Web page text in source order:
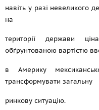
навіть у разі невеликого
на
території держави
обґрунтованою вартістю
в Америку
трансформувати загальну
ринкову ситуацію.